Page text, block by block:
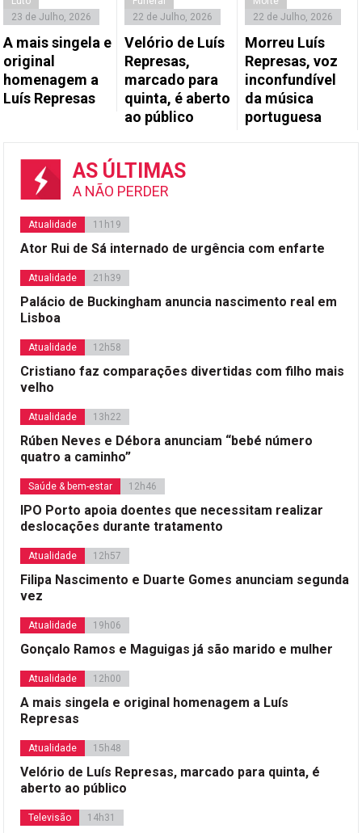
23 de Julho, 2026
A mais singela e
original
homenagem a
Luís Represas
22 de Julho, 2026
Velório de Luís
Represas,
marcado para
quinta, é aberto
ao público
22 de Julho, 2026
Morreu Luís
Represas, voz
inconfundível
da música
portuguesa
AS ÚLTIMAS
A NÃO PERDER
Atualidade 11h19
Ator Rui de Sá internado de urgência com enfarte
Atualidade 21h39
Palácio de Buckingham anuncia nascimento real em
Lisboa
Atualidade 12h58
Cristiano faz comparações divertidas com filho mais
velho
Atualidade 13h22
Rúben Neves e Débora anunciam “bebé número
quatro a caminho”
Saúde & bem-estar 12h46
IPO Porto apoia doentes que necessitam realizar
deslocações durante tratamento
Atualidade 12h57
Filipa Nascimento e Duarte Gomes anunciam segunda
vez
Atualidade 19h06
Gonçalo Ramos e Maguigas já são marido e mulher
Atualidade 12h00
A mais singela e original homenagem a Luís
Represas
Atualidade 15h48
Velório de Luís Represas, marcado para quinta, é
aberto ao público
Televisão 14h31